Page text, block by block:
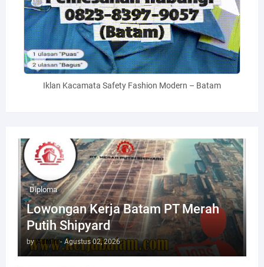
Iklan Kacamata Safety Fashion Modern – Batam
Diploma
Lowongan Kerja Batam PT Merah
Putih Shipyard
by Admin - Agustus 02, 2026